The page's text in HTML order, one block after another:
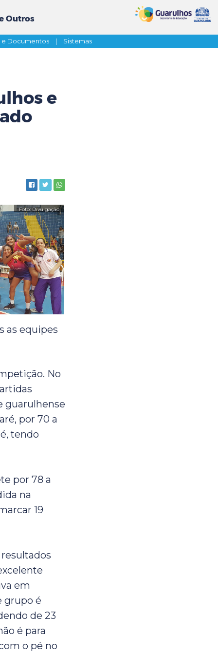
Outros
e Documentos | Sistemas
e
as equipes
No
guarulhense
por 70 a
tendo
por 78 a
na
19
em
grupo é
de 23
é para
o pé no